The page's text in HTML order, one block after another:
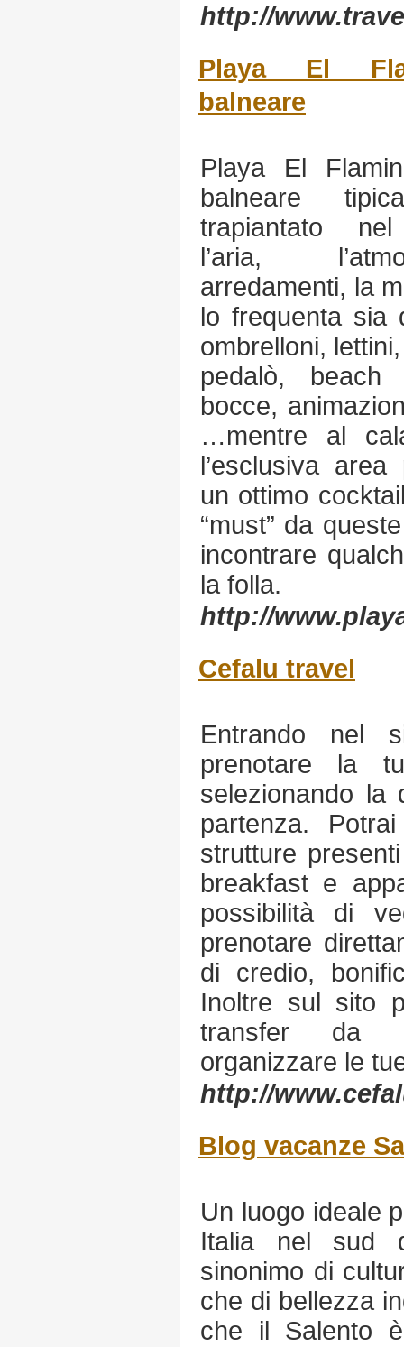
http://
Playa El
balneare
Playa El
balneare
trapiantato nel
l’aria,
arredamenti, la
lo frequenta
ombrelloni,
pedalò, beach
bocce,
…mentre al
l’esclusiva
un ottimo
“must” da
incontrare
la folla.
http://
Cefalu travel
Entrando nel
prenotare la
selezionando
partenza.
strutture
breakfast e
possibilità di
prenotare
di credio,
Inoltre sul sito
transfer da
organizzare le
http://
Blog vacanze
Un luogo ideale
Italia nel sud
sinonimo di
che di bellezza
che il Salento